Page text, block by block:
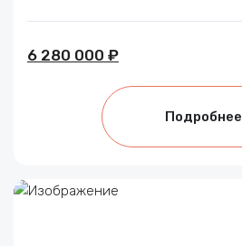
6 280 000 ₽
Подробнее